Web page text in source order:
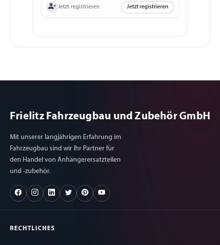
Jetzt registrieren Jetzt registrieren
Frielitz Fahrzeugbau und Zubehör GmbH
Mit unserer langjährigen Erfahrung im
Fahrzeugbau sind wir Ihr Partner für
den Handel von Anhängerersatzteilen
und -zubehör.
RECHTLICHES